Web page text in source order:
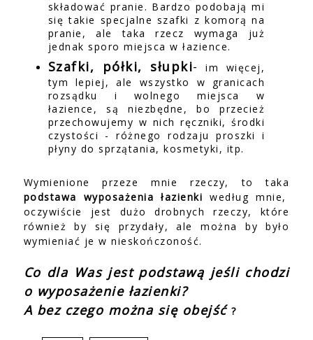
składować pranie. Bardzo podobają mi
się takie specjalne szafki z komorą na
pranie, ale taka rzecz wymaga już
jednak sporo miejsca w łazience.
Szafki, półki, słupki-
im więcej,
tym lepiej, ale wszystko w granicach
rozsądku i wolnego miejsca w
łazience, są niezbędne, bo przecież
przechowujemy w nich ręczniki, środki
czystości - różnego rodzaju proszki i
płyny do sprzątania, kosmetyki, itp.
Wymienione przeze mnie rzeczy, to taka
podstawa wyposażenia łazienkiwedług mnie,
oczywiście jest dużo drobnych rzeczy, które
również by się przydały, ale można by było
wymieniać je w nieskończoność.
Co dla Was jest podstawą jeśli chodzi
o wyposażenie łazienki?
A bez czego można się obejść?